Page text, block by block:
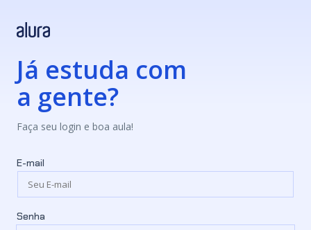
Já estuda com
a gente?
Faça seu login e boa aula!
E-mail
Senha